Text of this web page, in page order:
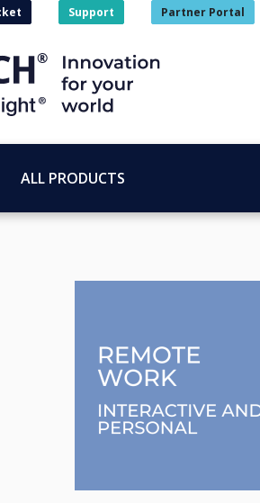
Support Partner Portal
ALL PRODUCTS